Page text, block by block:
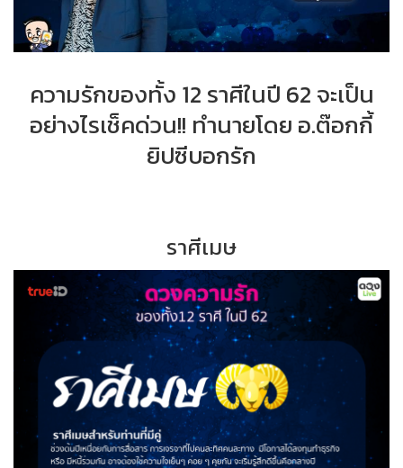
ความรักของทั้ง 12 ราศีในปี 62 จะเป็น
อย่างไรเช็คด่วน!! ทำนายโดย อ.ต๊อกกี้
ยิปซีบอกรัก
ราศีเมษ